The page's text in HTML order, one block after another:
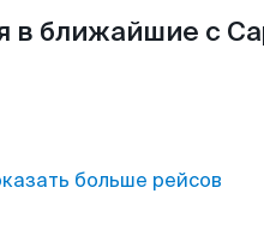
в ближайшие с
больше рейсов